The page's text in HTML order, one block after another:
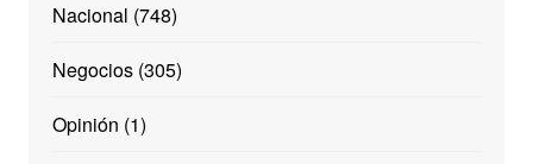
Nacional (748)
Negocios(305)
Opinión (1)